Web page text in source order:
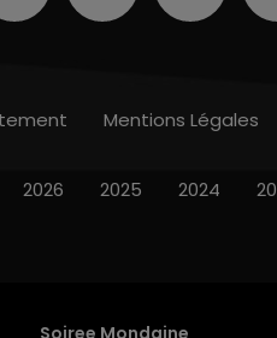
Soiree Mondaine
Mentions Légales
2026 2025 2024